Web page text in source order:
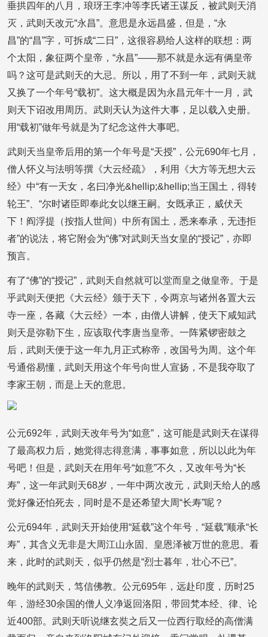
垂拱四年的八月，琅玡王李冲等李氏诸王谋反，被武则天消
灭，武则天改元“永昌”。意思是永远昌盛，但是，“永
昌”的“昌”字，可拆成“二日”，这很容易给人这样的联想：两
个太阳，象征两个皇帝，“永昌”——那不就是永远有俩皇帝
吗？这可是武则天的大忌。所以，用了不到一年，武则天就
又换了一个年号“载初”。这大概是因为永昌元年十一月，武
则天下诏改用周历。武则天认为这件大事，足以载入史册。
用“载初”做年号就是为了纪念这件大事吧。
武则天当皇帝后用的第一个年号是“天授”，公元690年七月，
僧人怀义与法明等撰《大云经疏》，利用《大方等无想大云
经》中“有一天女，名曰净光&hellip;&hellip;当王国土，得转
轮王”、“尔时诸臣即奉此女以继王嗣。女既承正，威伏天
下！阎浮提（按指人世间）中所有国土，悉来奉承，无违拒
者”的说法，将它附会为“佛”对武则天当女皇的“授记”，亦即
预言。
有了“佛”的“授记”，武则天自然就可以堂而皇之做皇帝。于是
乎武则天便把《大云经》颁于天下，令两京与诸州各置大云
寺一座，各藏《大云经》一本，由僧人讲解，使天下咸知武
则天是弥勒下生，应该取代李唐当皇帝。一阵紧锣密鼓之
后，武则天便于这一年九月正式称帝，改国号为周。这个年
号通俗易懂，武则天用这个年号向世人宣扬，不是我夺取了
李家王朝，而是上天的意思。
公元692年，武则天改年号为“如意”，这可能是武则天在谋得
了最高权力后，她觉得志得意满，事事如意，所以以此为年
号吧！但是，武则天在用年号“如意”不久，又改年号为“长
寿”，这一年武则天68岁，一年中两次改元，武则天给人的感
觉好像还怕死去，同时是不是还希望大周“长寿”呢？
公元694年，武则天开始使用“延载”这个年号，“延载”顺承“长
寿”，其含义无非是大周江山永固、皇恩泽被万世的意思。看
来，此时的武则天，似乎仍然是“烈士暮年，壮心不已”。
晚年的武则天，笃信佛教。公元695年，远赴印度，历时25
年，游经30余国的僧人义净返回洛阳，带回梵本经、律、论
近400部。武则天听说继玄奘之后又一位西行取经的高僧满